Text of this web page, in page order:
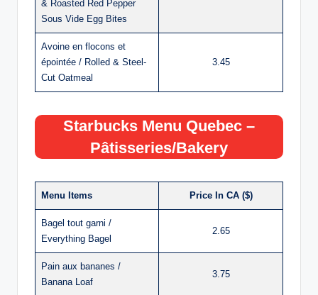
& Roasted Red Pepper
Sous Vide Egg Bites
Avoine en flocons et
épointée / Rolled & Steel-
Cut Oatmeal
3.45
Starbucks Menu Quebec –
Pâtisseries/Bakery
Menu Items Price In CA ($)
Bagel tout garni /
Everything Bagel
2.65
Pain aux bananes /
Banana Loaf
3.75